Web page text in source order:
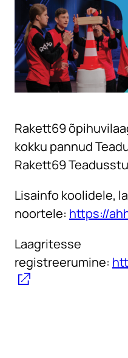
Rakett69
kokku pannud
Rakett69
Lisainfo koolidele,
noortele: https://
Laagritesse
registreerumine: